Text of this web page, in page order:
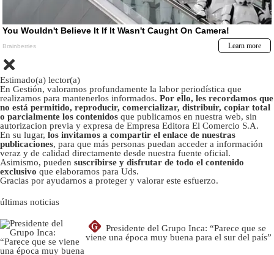
Estimado(a) lector(a)
En Gestión, valoramos profundamente la labor periodística que
realizamos para mantenerlos informados. Por ello, les recordamos que
no está permitido, reproducir, comercializar, distribuir, copiar total
o parcialmente los contenidos que publicamos en nuestra web, sin
autorizacion previa y expresa de Empresa Editora El Comercio S.A.
En su lugar, los invitamos a compartir el enlace de nuestras
publicaciones, para que más personas puedan acceder a información
veraz y de calidad directamente desde nuestra fuente oficial.
Asimismo, pueden suscribirse y disfrutar de todo el contenido
exclusivo que elaboramos para Uds.
Gracias por ayudarnos a proteger y valorar este esfuerzo.
últimas noticias
G
Presidente del Grupo Inca: “Parece que se
viene una época muy buena para el sur del país”